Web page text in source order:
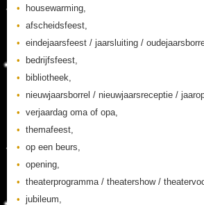
housewarming,
afscheidsfeest,
eindejaarsfeest / jaarsluiting /
bedrijfsfeest,
bibliotheek,
nieuwjaarsborrel / nieuwjaarsreceptie /
verjaardag oma of opa,
themafeest,
op een beurs,
opening,
theaterprogramma / theatershow /
jubileum,